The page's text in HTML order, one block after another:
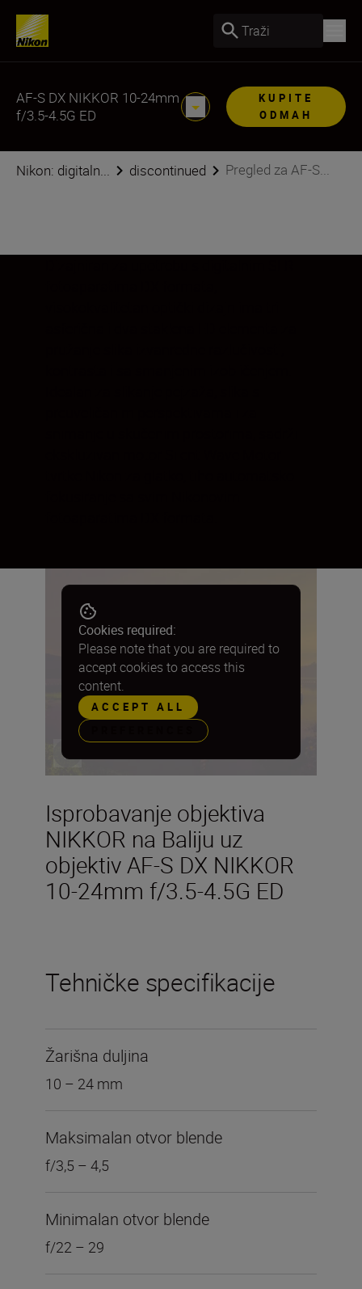
Traži
AF-S DX NIKKOR 10-24mm
f/3.5-4.5G ED
KUPITE
ODMAH
Nikon: digitaln... discontinued Pregled za AF-S...
Isprobavanje objektiva
NIKKOR na Baliju uz
objektiv AF-S DX NIKKOR
10-24mm f/3.5-4.5G ED
Cookies required:
Please note that you are required to
accept cookies to access this
content.
ACCEPT ALL
Tehničke specifikacije
Žarišna duljina
10 – 24 mm
Maksimalan otvor blende
f/3,5 – 4,5
Minimalan otvor blende
f/22 – 29